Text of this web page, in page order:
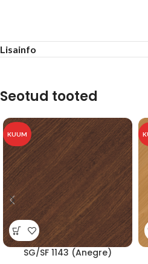
Lisainfo
Seotud tooted
KUUM
SG/SF 1143 (Anegre)